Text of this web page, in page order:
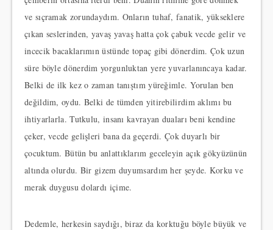
ve sıçramak zorundaydım. Onların tuhaf, fanatik, yükseklere
çıkan seslerinden, yavaş yavaş hatta çok çabuk vecde gelir ve
incecik bacaklarımın üstünde topaç gibi dönerdim. Çok uzun
süre böyle dönerdim yorgunluktan yere yuvarlanıncaya kadar.
Belki de ilk kez o zaman tanıştım yüreğimle. Yorulan ben
değildim, oydu. Belki de tümden yitirebilirdim aklımı bu
ihtiyarlarla. Tutkulu, insanı kavrayan duaları beni kendine
çeker, vecde gelişleri bana da geçerdi. Çok duyarlı bir
çocuktum. Bütün bu anlattıklarım geceleyin açık gökyüzünün
altında olurdu. Bir gizem duyumsardım her şeyde. Korku ve
merak duygusu dolardı içime.
Dedemle, herkesin saydığı, biraz da korktuğu böyle büyük ve